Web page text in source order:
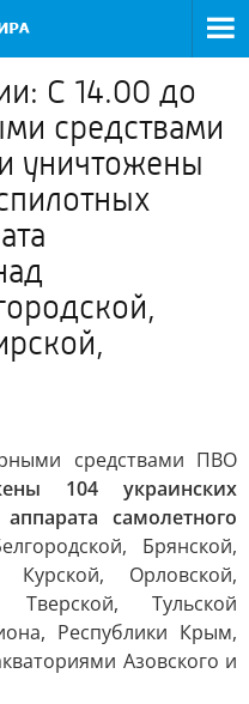
С 14.00 до
средствами
уничтожены
средствами ПВО
104 украинских
самолетного
Брянской,
Курской, Орловской,
Тверской, Тульской
Республики Крым,
Азовского и